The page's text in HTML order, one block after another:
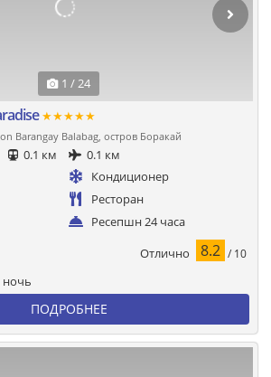
1 / 24
★★★★★
Barangay Balabag, остров Боракай
0.1 км
0.1 км
Кондиционер
Ресторан
Ресепшн 24 часа
Отлично 8.2 / 10
ночь
ПОДРОБНЕЕ